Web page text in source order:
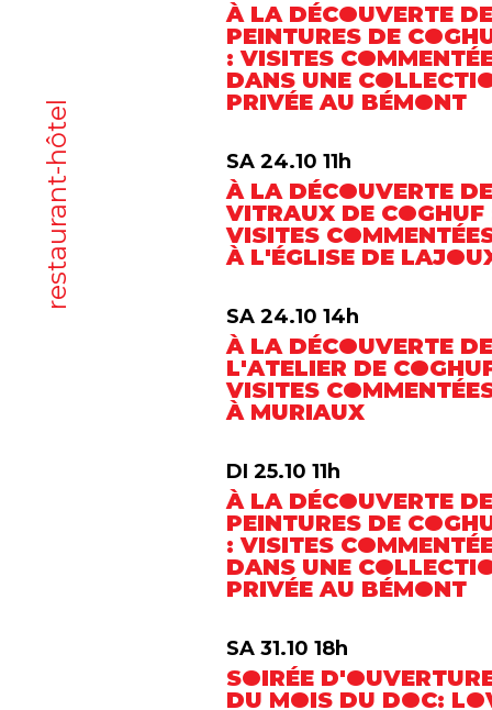
restaurant-hôtel
À LA DÉCOUVERTE
PEINTURES DE
: VISITES
DANS UNE
PRIVÉE AU BÉMONT
SA 24.10 11h
À LA DÉCOUVERTE
VITRAUX DE COGHUF
VISITES
À L'ÉGLISE DE
SA 24.10 14h
À LA DÉCOUVERTE DE
L'ATELIER DE
VISITES
À MURIAUX
DI 25.10 11h
À LA DÉCOUVERTE
PEINTURES DE
: VISITES
DANS UNE
PRIVÉE AU BÉMONT
SA 31.10 18h
SOIRÉE
DU MOIS DU DOC: